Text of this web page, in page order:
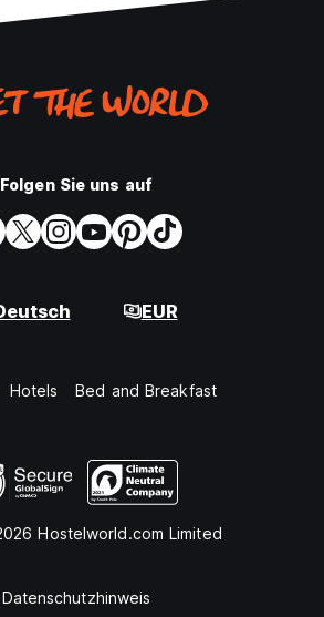
Folgen Sie uns auf
EUR
Hotels Bed and Breakfast
Hostelworld.com Limited
Datenschutzhinweis